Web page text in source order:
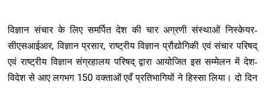
विज्ञान संचार के लिए समर्पित देश की चार अग्रणी संस्थाओं निस्केयर-
सीएसआईआर,विज्ञान प्रसार,राष्ट्रीय विज्ञान प्रौद्योगिकी एवं संचार परिषद्
एवं राष्ट्रीय विज्ञान संग्रहालय परिषद् द्वारा आयोजित इस सम्‍मेलन में देश-
विदेश से आए लगभग 150 वक्ताओं एवँ प्रतिभागियों ने हिस्सा लिया। दो दिन